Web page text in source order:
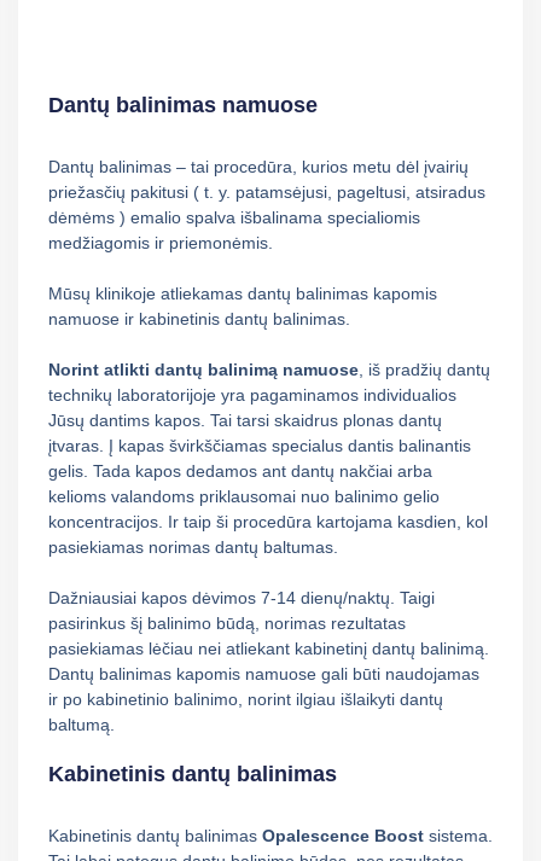
Dantų balinimas namuose
Dantų balinimas – tai procedūra, kurios metu dėl įvairių
priežasčių pakitusi ( t. y. patamsėjusi, pageltusi, atsiradus
dėmėms ) emalio spalva išbalinama specialiomis
medžiagomis ir priemonėmis.
Mūsų klinikoje atliekamas dantų balinimas kapomis
namuose ir kabinetinis dantų balinimas.
Norint atlikti dantų balinimą namuose , iš pradžių dantų
technikų laboratorijoje yra pagaminamos individualios
Jūsų dantims kapos. Tai tarsi skaidrus plonas dantų
įtvaras. Į kapas švirkščiamas specialus dantis balinantis
gelis. Tada kapos dedamos ant dantų nakčiai arba
kelioms valandoms priklausomai nuo balinimo gelio
koncentracijos. Ir taip ši procedūra kartojama kasdien, kol
pasiekiamas norimas dantų baltumas.
Dažniausiai kapos dėvimos 7-14 dienų/naktų. Taigi
pasirinkus šį balinimo būdą, norimas rezultatas
pasiekiamas lėčiau nei atliekant kabinetinį dantų balinimą.
Dantų balinimas kapomis namuose gali būti naudojamas
ir po kabinetinio balinimo, norint ilgiau išlaikyti dantų
baltumą.
Kabinetinis dantų balinimas
Kabinetinis dantų balinimas Opalescence Boost sistema.